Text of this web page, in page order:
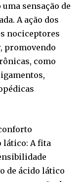
sensação de
A ação dos
nociceptores
promovendo
como
lático: A fita
de ácido lático